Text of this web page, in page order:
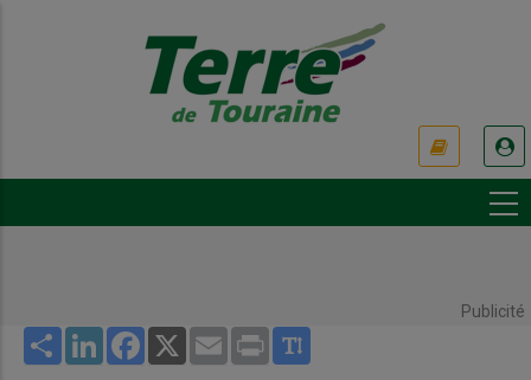
Publicité
Share LinkedInFacebook
X Email Print